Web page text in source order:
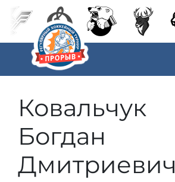
Ковальчук
Богдан
Дмитриевич